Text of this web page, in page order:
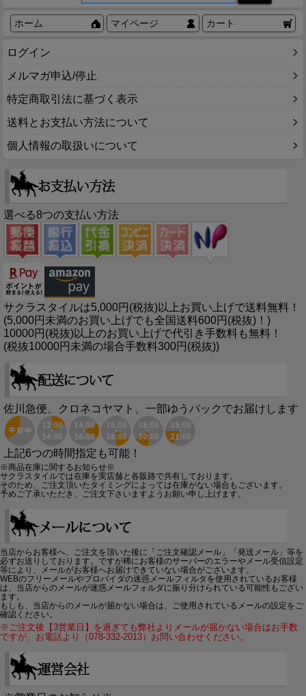
ホーム マイページ カート
ログイン
メルマガ申込/停止
特定商取引法に基づく表示
送料とお支払い方法について
個人情報の取扱いについて
選べる8つの支払い方法
サクラスタイルは5,000円(税抜)以上お買い上げで送料無料！
(5,000円未満のお買い上げでも全国送料600円(税抜)！)
10000円(税抜)以上のお買い上げで代引き手数料も無料！
(税抜10000円未満の場合手数料300円(税抜))
佐川急便、クロネコヤマト、一部ゆうパックでお届けします
上記6つの時間指定も可能！
※商品在庫に関するお知らせ※
サクラスタイルでは在庫を実店舗と各販路で共有しております。
そのため、ご注文頂いたタイミングによっては在庫がない場合もございます。
予めご了承いただき、ご注文下さいますようお願い申し上げます。
当店からお客様へ、ご注文を頂いた後に「ご注文確認メール」「発送メール」等を
必ずお送りしております。ですが稀にお客様のサーバーのエラーやメール受信設定
等により、メールがお客様へお届けできていない場合がございます。
WEBのフリーメールやプロバイダの迷惑メールフィルタを使用されているお客様
は、当店からのメールが迷惑メールフォルダに振り分けられている可能性もござい
ます。
もしも、当店からのメールが届かない場合は、ご使用されているメールの設定をご
確認ください。
※ご注文後【3営業日】を過ぎても弊社よりメールが届かない場合はお手数
ですが、お電話より（078-332-2013）お問い合わせください。